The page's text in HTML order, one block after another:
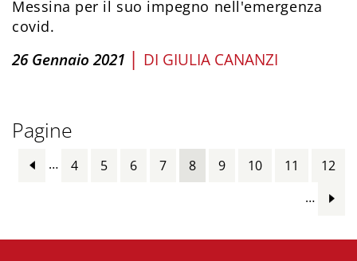
Messina per il suo impegno nell'emergenza
covid.
26 Gennaio 2021 | DI GIULIA CANANZI
Pagine
… 4 5 6 7 8 9 10 11
12
…